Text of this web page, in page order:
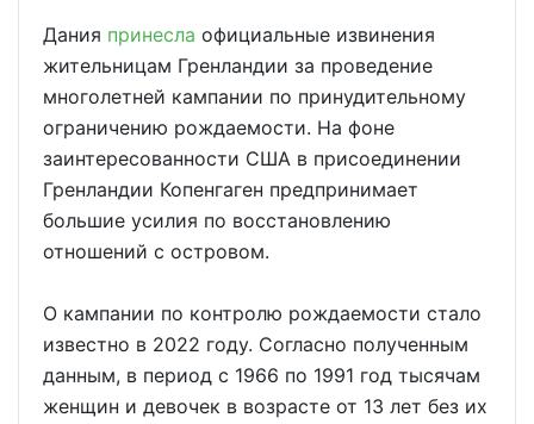
Дания принесла официальные извинения
жительницам Гренландии за проведение
многолетней кампании по принудительному
ограничению рождаемости. На фоне
заинтересованности США в присоединении
Гренландии Копенгаген предпринимает
большие усилия по восстановлению
отношений с островом.
О кампании по контролю рождаемости стало
известно в 2022 году. Согласно полученным
данным, в период с 1966 по 1991 год тысячам
женщин и девочек в возрасте от 13 лет без их